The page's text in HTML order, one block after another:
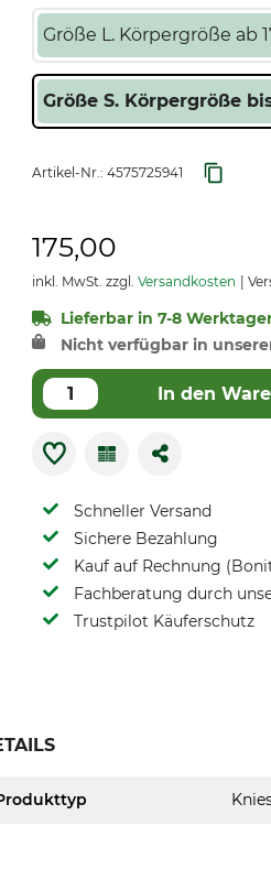
Größe L. Körpergröße ab
Größe S. Körpergröße
Artikel-Nr.: 4575725941
175,00
inkl. MwSt. zzgl. Versandkosten
Lieferbar in 7-8
Nicht verfügbar in
In den
Schneller Versand
Sichere Bezahlung
Kauf auf Rechnung
Fachberatung durch
Trustpilot Käuferschutz